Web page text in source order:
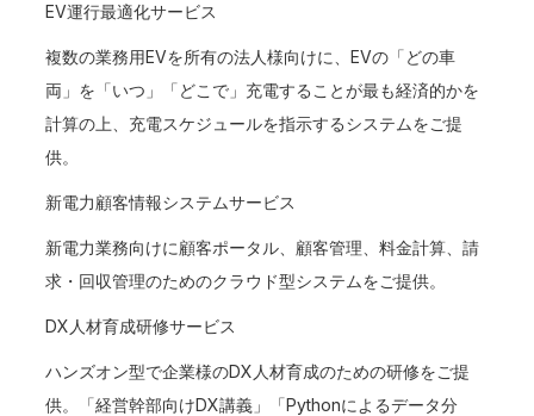
EV運行最適化サービス
複数の業務用EVを所有の法人様向けに、EVの「どの車
両」を「いつ」「どこで」充電することが最も経済的かを
計算の上、充電スケジュールを指示するシステムをご提
供。
新電力顧客情報システムサービス
新電力業務向けに顧客ポータル、顧客管理、料金計算、請
求・回収管理のためのクラウド型システムをご提供。
DX人材育成研修サービス
ハンズオン型で企業様のDX人材育成のための研修をご提
供。「経営幹部向けDX講義」「Pythonによるデータ分